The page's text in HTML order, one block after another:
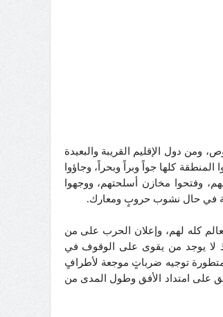
ومن دول الإقليم القريبة والبعيدة
كلها جواً وبراً وبحراً، وجاؤوا
وفتحوا مخازن أسلحتهم، ووجهوا
في حال نشوب حروبٍ ومعارك.
كله لهم، وإعلان الحرب على من
إذ لا يوجد من يقوى على الوقوف في
توجيه ضرباتٍ موجعة لأطرافٍ
على امتداد الأفق وطول المدى من